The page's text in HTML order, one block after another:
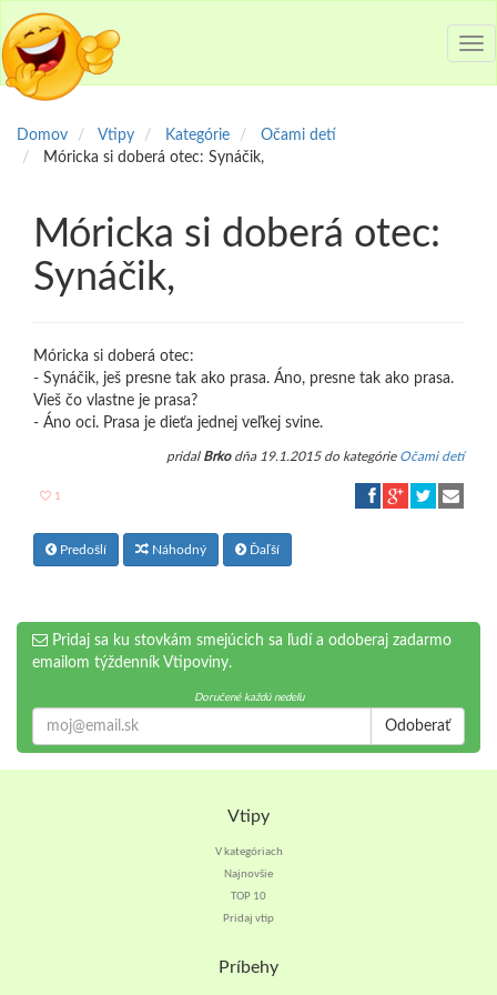
Domov Vtipy Kategórie
Očami detí
Móricka si doberá otec: Synáčik,
Móricka si doberá otec:
Synáčik,
Móricka si doberá otec:
- Synáčik, ješ presne tak ako prasa. Áno, presne tak ako prasa.
Vieš čo vlastne je prasa?
- Áno oci. Prasa je dieťa jednej veľkej svine.
pridal Brkodňa 19.1.2015 do kategórie Očami detí
1
Predošlí Náhodný Ďaľší
Pridaj sa ku stovkám smejúcich sa ľudí a odoberaj zadarmo
emailom týždenník Vtipoviny.
Doručené každú nedeľu
Odoberať
Vtipy
V kategóriach
Najnovšie
TOP 10
Pridaj vtip
Príbehy